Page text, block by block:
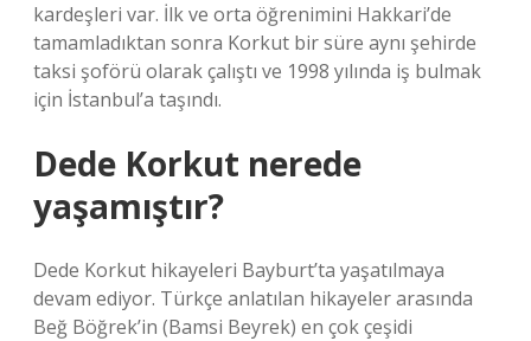
kardeşleri var. İlk ve orta öğrenimini Hakkari’de
tamamladıktan sonra Korkut bir süre aynı şehirde
taksi şoförü olarak çalıştı ve 1998 yılında iş bulmak
için İstanbul’a taşındı.
Dede Korkut nerede
yaşamıştır?
Dede Korkut hikayeleri Bayburt’ta yaşatılmaya
devam ediyor. Türkçe anlatılan hikayeler arasında
Beğ Böğrek’in (Bamsi Beyrek) en çok çeşidi